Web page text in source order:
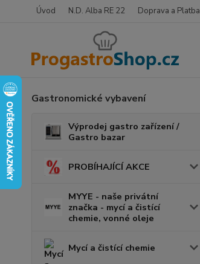
Úvod N.D. Alba RE 22 Doprava a Platba
Gastronomické vybavení
Výprodej gastro zařízení /
Gastro bazar
PROBÍHAJÍCÍ AKCE
MYYE - naše privátní
značka - mycí a čistící
chemie, vonné oleje
Mycí a čistící chemie